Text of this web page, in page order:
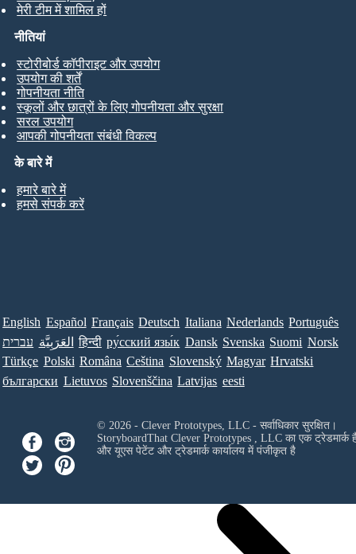
मेरी टीम में शामिल हों
के बारे में
हमारे बारे में
हमसे संपर्क करें
नीतियां
स्टोरीबोर्ड कॉपीराइट और उपयोग
उपयोग की शर्तें
गोपनीयता नीति
स्कूलों और छात्रों के लिए गोपनीयता और सुरक्षा
सरल उपयोग
आपकी गोपनीयता संबंधी विकल्प
English Español Français Deutsch Italiana Nederlands Português
עברית العَرَبِيَّة हिन्दी ру́сский язы́к Dansk Svenska Suomi Norsk
Türkçe Polski Româna Ceština Slovenský Magyar Hrvatski
български Lietuvos Slovenščina Latvijas eesti
© 2026 - Clever Prototypes, LLC - सर्वाधिकार सुरक्षित।
StoryboardThat Clever Prototypes , LLCका एक ट्रेडमार्क
और यूएस पेटेंट और ट्रेडमार्क कार्यालय में पंजीकृत है